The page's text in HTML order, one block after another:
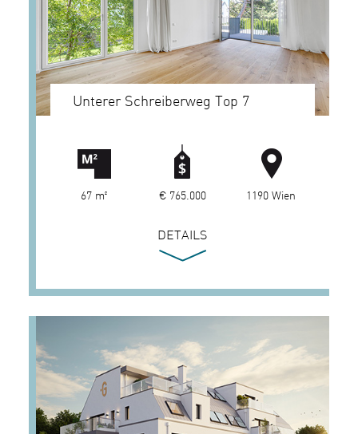
Unterer Schreiberweg Top 7
67 m² € 765.000 1190 Wien
DETAILS